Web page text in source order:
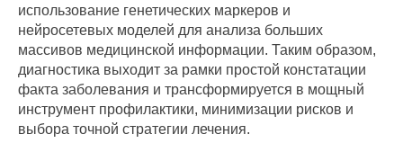
использование генетических маркеров и
нейросетевых моделей для анализа больших
массивов медицинской информации. Таким образом,
диагностика выходит за рамки простой констатации
факта заболевания и трансформируется в мощный
инструмент профилактики, минимизации рисков и
выбора точной стратегии лечения.